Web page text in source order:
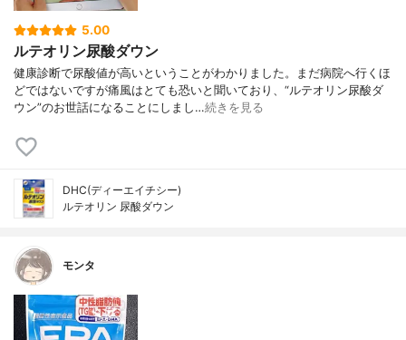
5.00
ルテオリン尿酸ダウン
健康診断で尿酸値が高いということがわかりました。まだ病院へ行くほ
どではないですが痛風はとても恐いと聞いており、“ルテオリン尿酸ダ
ウン”のお世話になることにしまし…続きを見る
DHC(ディーエイチシー)
ルテオリン 尿酸ダウン
モンタ